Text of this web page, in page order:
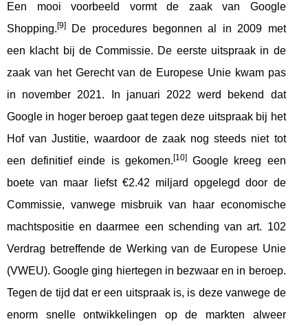
Een mooi voorbeeld vormt de zaak van Google
Shopping.[9]
De procedures begonnen al in 2009 met
een klacht bij de Commissie. De eerste uitspraak in de
zaak van het Gerecht van de Europese Unie kwam pas
in november 2021. In januari 2022 werd bekend dat
Google in hoger beroep gaat tegen deze uitspraak bij het
Hof van Justitie, waardoor de zaak nog steeds niet tot
een definitief einde is gekomen.[10]Google kreeg een
boete van maar liefst €2.42 miljard opgelegd door de
Commissie, vanwege misbruik van haar economische
machtspositie en daarmee een schending van art. 102
Verdrag betreffende de Werking van de Europese Unie
(VWEU). Google ging hiertegen in bezwaar en in beroep.
Tegen de tijd dat er een uitspraak is, is deze vanwege de
enorm snelle ontwikkelingen op de markten alweer